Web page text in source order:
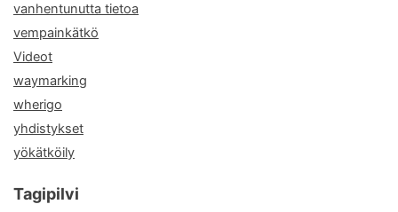
vanhentunutta tietoa
vempainkätkö
Videot
waymarking
wherigo
yhdistykset
yökätköily
Tagipilvi